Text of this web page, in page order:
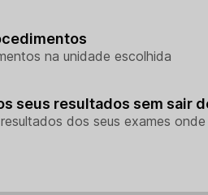
na unidade escolhida
seus resultados sem sair
dos seus exames